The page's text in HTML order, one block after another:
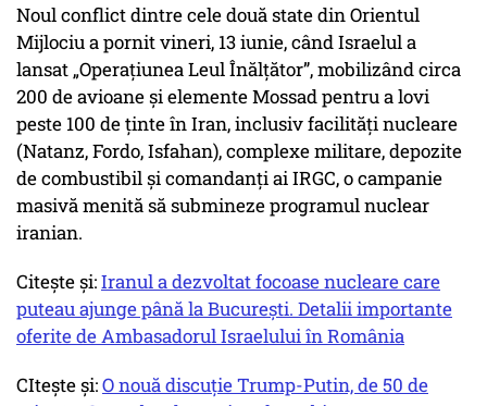
Noul conflict dintre cele două state din Orientul
Mijlociu a pornit vineri, 13 iunie, când Israelul a
lansat „Operațiunea Leul Înălțător”, mobilizând circa
200 de avioane și elemente Mossad pentru a lovi
peste 100 de ținte în Iran, inclusiv facilități nucleare
(Natanz, Fordo, Isfahan), complexe militare, depozite
de combustibil și comandanți ai IRGC, o campanie
masivă menită să submineze programul nuclear
iranian.
Citește și:Iranul a dezvoltat focoase nucleare care
puteau ajunge până la București. Detalii importante
oferite de Ambasadorul Israelului în România
CItește și:O nouă discuție Trump-Putin, de 50 de